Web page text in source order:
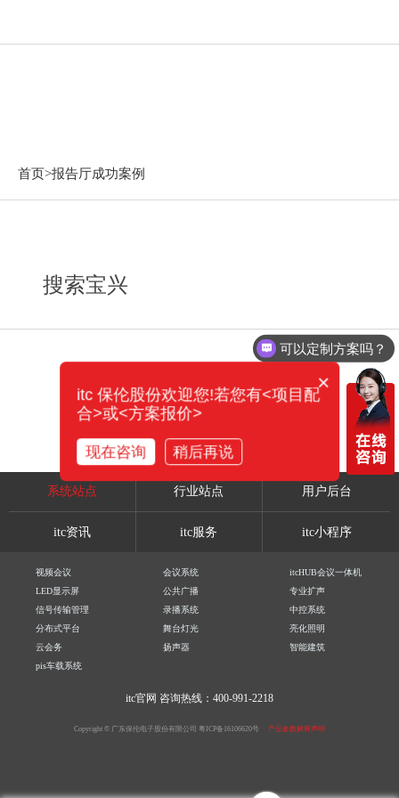
首页>报告厅成功案例
搜索宝兴
系统站点 行业站点 用户后台
itc资讯 itc服务 itc小程序
视频会议 会议系统
itcHUB会议一体机
LED显示屏
公共广播
专业扩声
信号传输管理
录播系统
中控系统
分布式平台
舞台灯光
亮化照明
云会务
扬声器
智能建筑
pis车载系统
itc官网 咨询热线：400-991-2218
Copyright © 广东保伦电子股份有限公司 粤ICP备16106620号 产品参数解释声明
可以定制方案吗？
×
itc 保伦股份欢迎您!若您有<项目配
合>或<方案报价>
现在咨询 稍后再说